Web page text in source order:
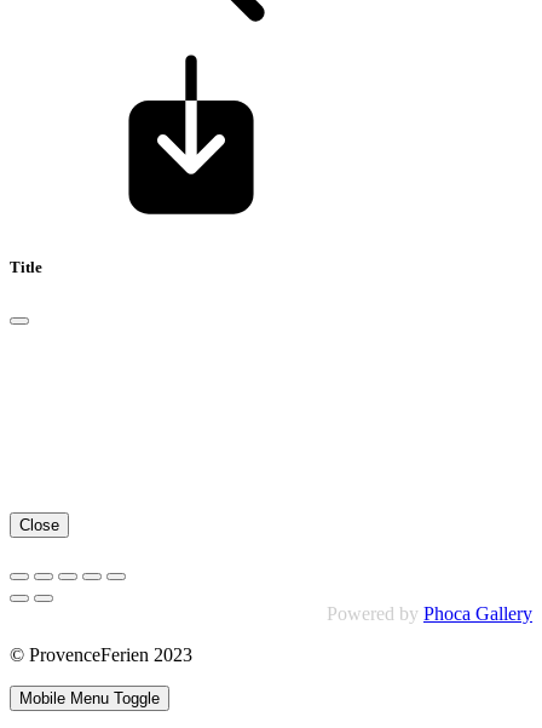
Title
Close
Powered by Phoca Gallery
© ProvenceFerien 2023
Mobile Menu Toggle